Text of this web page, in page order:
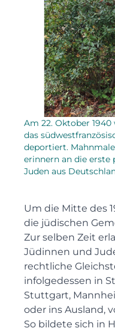
Um die Mitte des
die jüdischen
Zur selben Zeit
Jüdinnen und
rechtliche
infolgedessen in
Stuttgart,
oder ins Ausland,
So bildete sich in
Am 22. Oktober
das
deportiert.
erinnern an die
Juden aus